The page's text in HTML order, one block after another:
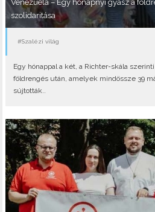
Venezuela – Egy hónapnyi gyász a
szolidaritása
#Szalézi világ
Egy hónappal a két, a Richter-skála
földrengés után, amelyek mindössze 39
sújtották..